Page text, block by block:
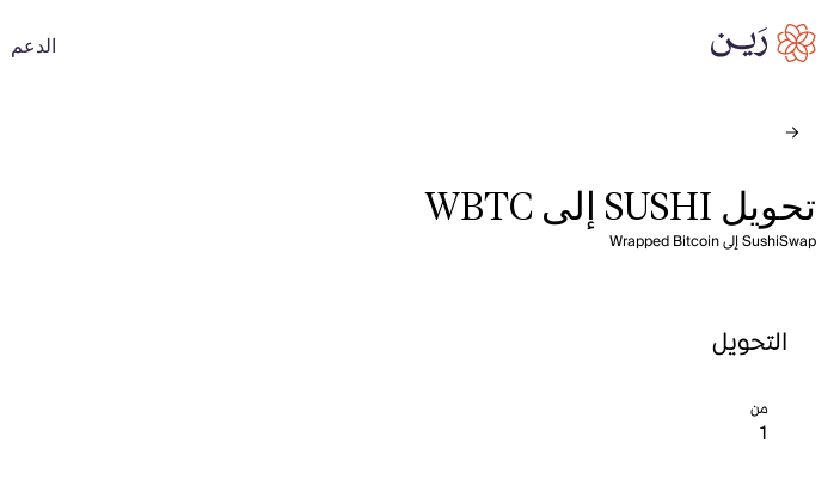
الدعم
تحويل SUSHI إلى WBTC
SushiSwap إلى Wrapped Bitcoin
التحويل
من